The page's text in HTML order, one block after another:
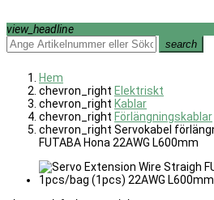
view_headline
search
Hem
chevron_right Elektriskt
chevron_right Kablar
chevron_right Förlängningskablar
chevron_right Servokabel
FUTABA Hona 22AWG L600mm